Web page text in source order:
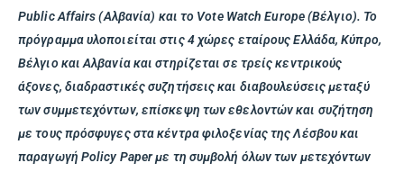
Public Affairs (Αλβανία) και το Vote Watch Europe (Βέλγιο). Το
πρόγραμμα υλοποιείται στις 4 χώρες εταίρους Ελλάδα, Κύπρο,
Βέλγιο και Αλβανία και στηρίζεται σε τρείς κεντρικούς
άξονες, διαδραστικές συζητήσεις και διαβουλεύσεις μεταξύ
των συμμετεχόντων, επίσκεψη των εθελοντών και συζήτηση
με τους πρόσφυγες στα κέντρα φιλοξενίας της Λέσβου και
παραγωγή Policy Paper με τη συμβολή όλων των μετεχόντων